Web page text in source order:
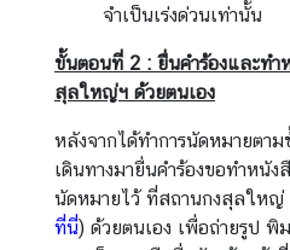
น
ร
ะ
ก
า
จำเป็นเร่งด่วนเท่านั้น
ขั้นตอนที่ 2 : ยื่นคำร้องและทำ
สุลใหญ่ฯ ด้วยตนเอง
หลังจากได้ทำการนัดหมายตา
เดินทางมายื่นคำร้องขอทำหนัง
นัดหมายไว้ ที่สถานกงสุลให
ที่นี่) ด้วยตนเอง เพื่อถ่ายรูป